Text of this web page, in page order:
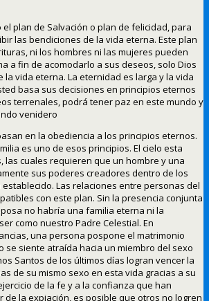
plan de Salvación o plan de felicidad, para
las bendiciones de la vida eterna. Este plan
ni los hombres ni las mujeres pueden
a fin de acomodarlo a sus deseos, solo Dios
la vida eterna. La eternidad es larga y la vida
basa sus decisiones en principios eternos
terrenales, podrá tener paz en este mundo y
venidero
en la obediencia a los principios eternos.
es uno de esos principios. El cielo esta
las cuales requieren que un hombre y una
sus poderes creadores dentro de los
Las relaciones entre personas del
con este plan. Sin la presencia conjunta
no habría una familia eterna ni la
como nuestro Padre Celestial. En
una persona pospone el matrimonio
se siente atraída hacia un miembro del sexo
Santos de los últimos días logran vencer la
de su mismo sexo en esta vida gracias a su
de la fe y a la confianza que han
de la expiación, es posible que otros no logren